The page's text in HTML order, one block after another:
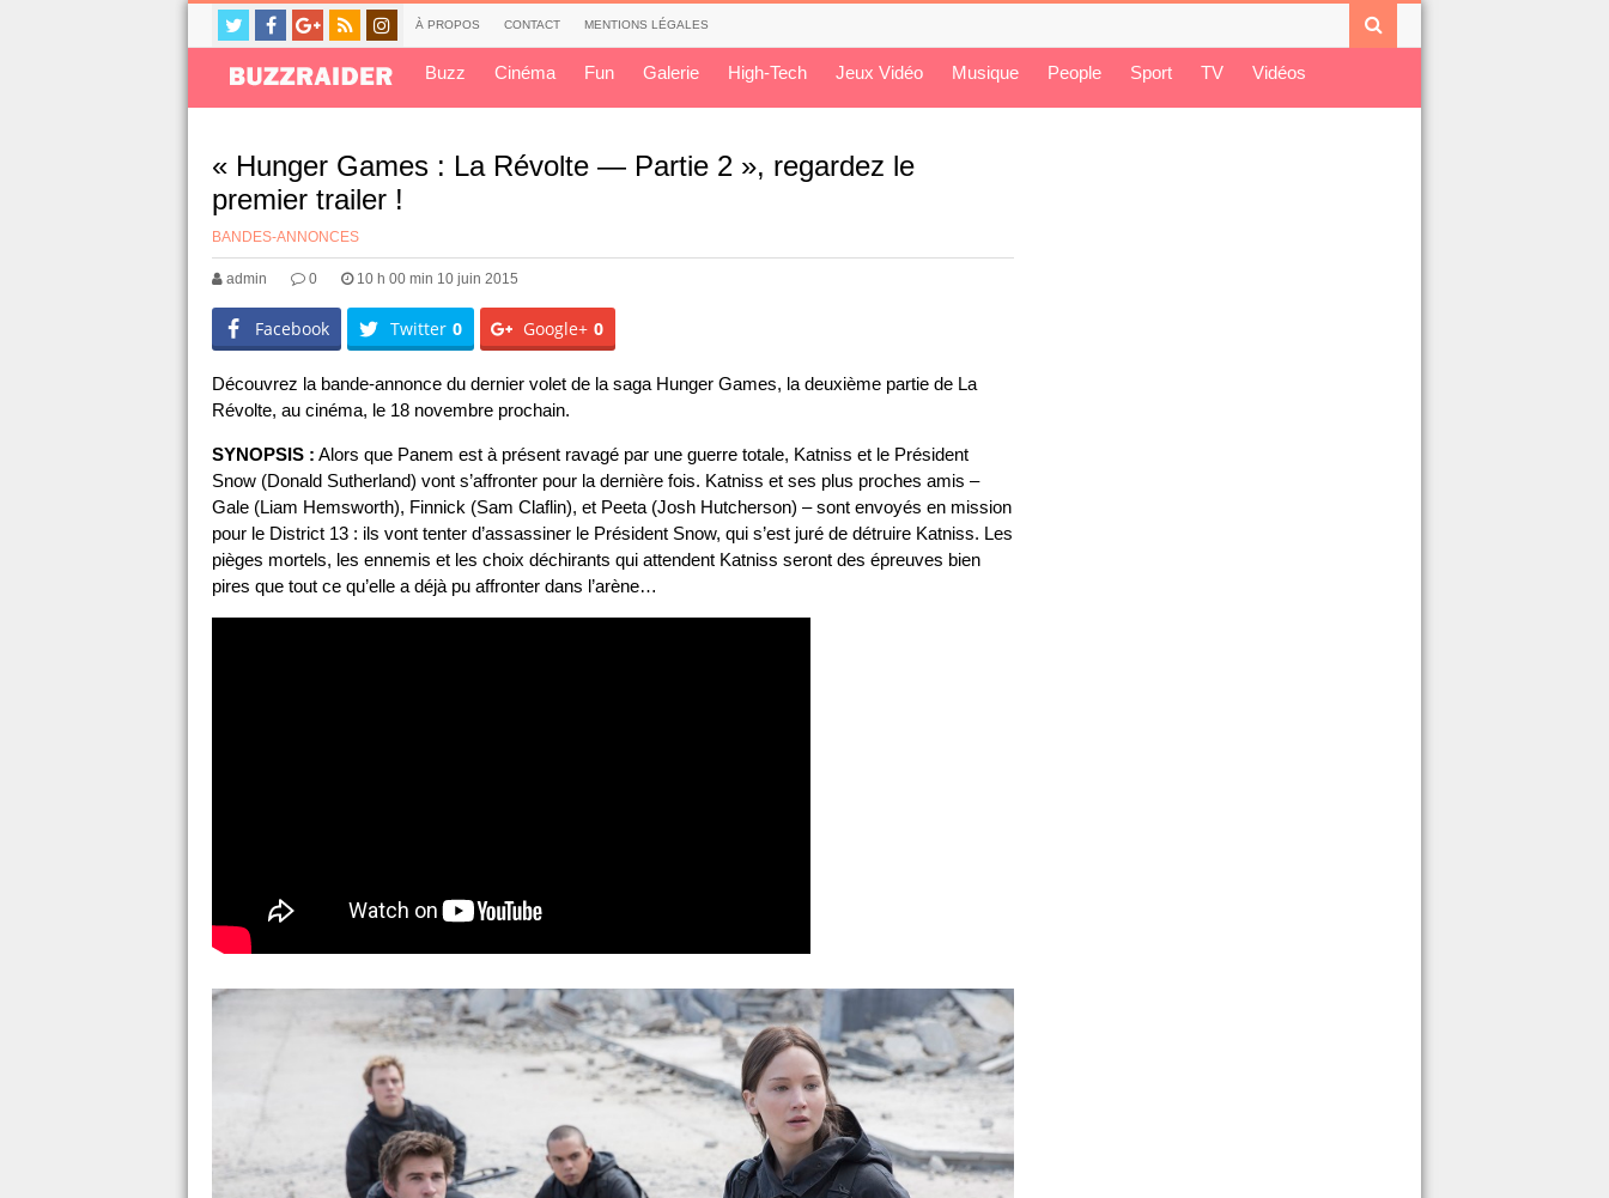
À PROPOS CONTACT MENTIONS LÉGALES
Buzz Cinéma Fun Galerie High-Tech Jeux Vidéo Musique People Sport TV Vidéos
« Hunger Games : La Révolte — Partie 2 », regardez le
premier trailer !
BANDES-ANNONCES
admin 0 10 h 00 min 10 juin 2015
Facebook Twitter 0 Google+ 0
Découvrez la bande-annonce du dernier volet de la saga Hunger Games, la deuxième partie de La
Révolte, au cinéma, le 18 novembre prochain.
SYNOPSIS : Alors que Panem est à présent ravagé par une guerre totale, Katniss et le Président
Snow (Donald Sutherland) vont s’affronter pour la dernière fois. Katniss et ses plus proches amis –
Gale (Liam Hemsworth), Finnick (Sam Claflin), et Peeta (Josh Hutcherson) – sont envoyés en mission
pour le District 13 : ils vont tenter d’assassiner le Président Snow, qui s’est juré de détruire Katniss. Les
pièges mortels, les ennemis et les choix déchirants qui attendent Katniss seront des épreuves bien
pires que tout ce qu’elle a déjà pu affronter dans l’arène…